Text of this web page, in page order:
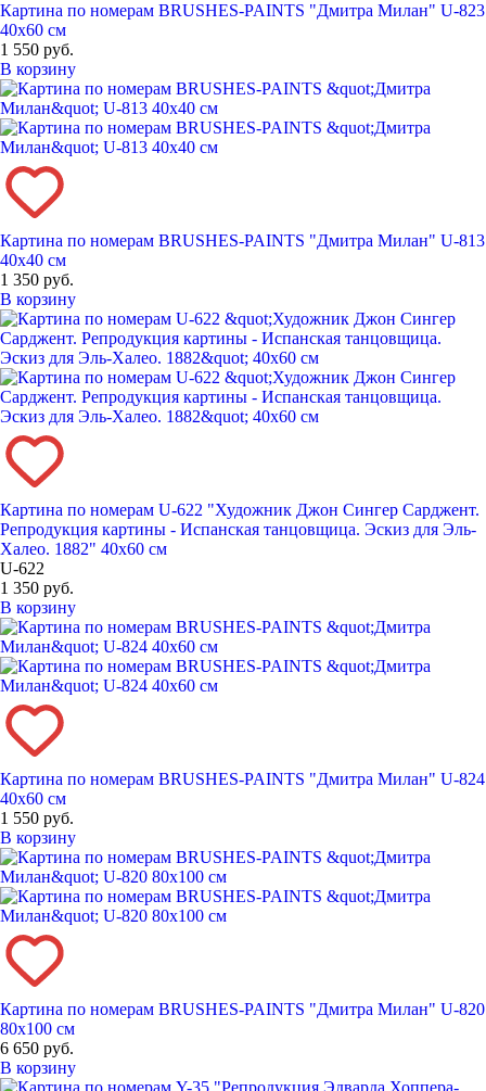
Картина по номерам BRUSHES-PAINTS "Дмитра Милан" U-823
40x60 см
1 550 руб.
В корзину
Картина по номерам BRUSHES-PAINTS "Дмитра Милан" U-813
40x40 см
1 350 руб.
В корзину
Картина по номерам U-622 "Художник Джон Сингер Сарджент.
Репродукция картины - Испанская танцовщица. Эскиз для Эль-
Халео. 1882" 40x60 см
U-622
1 350 руб.
В корзину
Картина по номерам BRUSHES-PAINTS "Дмитра Милан" U-824
40x60 см
1 550 руб.
В корзину
Картина по номерам BRUSHES-PAINTS "Дмитра Милан" U-820
80x100 см
6 650 руб.
В корзину